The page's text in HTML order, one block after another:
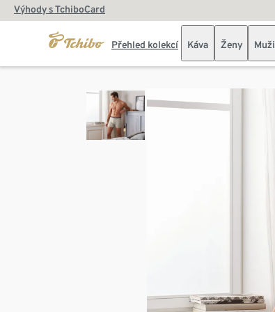
Výhody s TchiboCard
Přehled kolekcí Káva Ženy Muži